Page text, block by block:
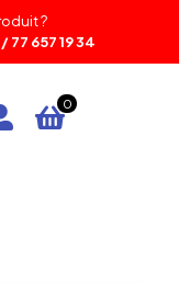
?
77 657 19 34
0